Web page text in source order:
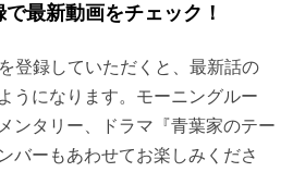
最新動画をチェック！
登録していただくと、最新話の
うになります。モーニングルー
ンタリー、ドラマ『青葉家のテー
バーもあわせてお楽しみくださ